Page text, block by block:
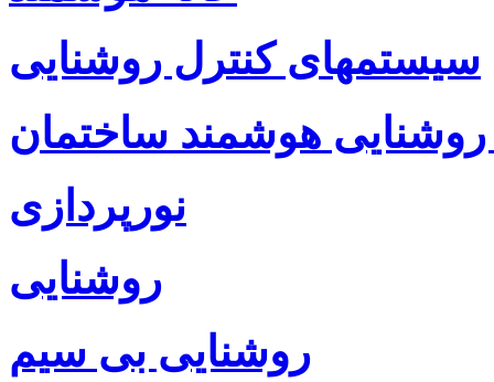
سیستمهای کنترل روشنایی
روشنایی هوشمند ساختمان
نورپردازی
روشنایی
روشنایی بی سیم